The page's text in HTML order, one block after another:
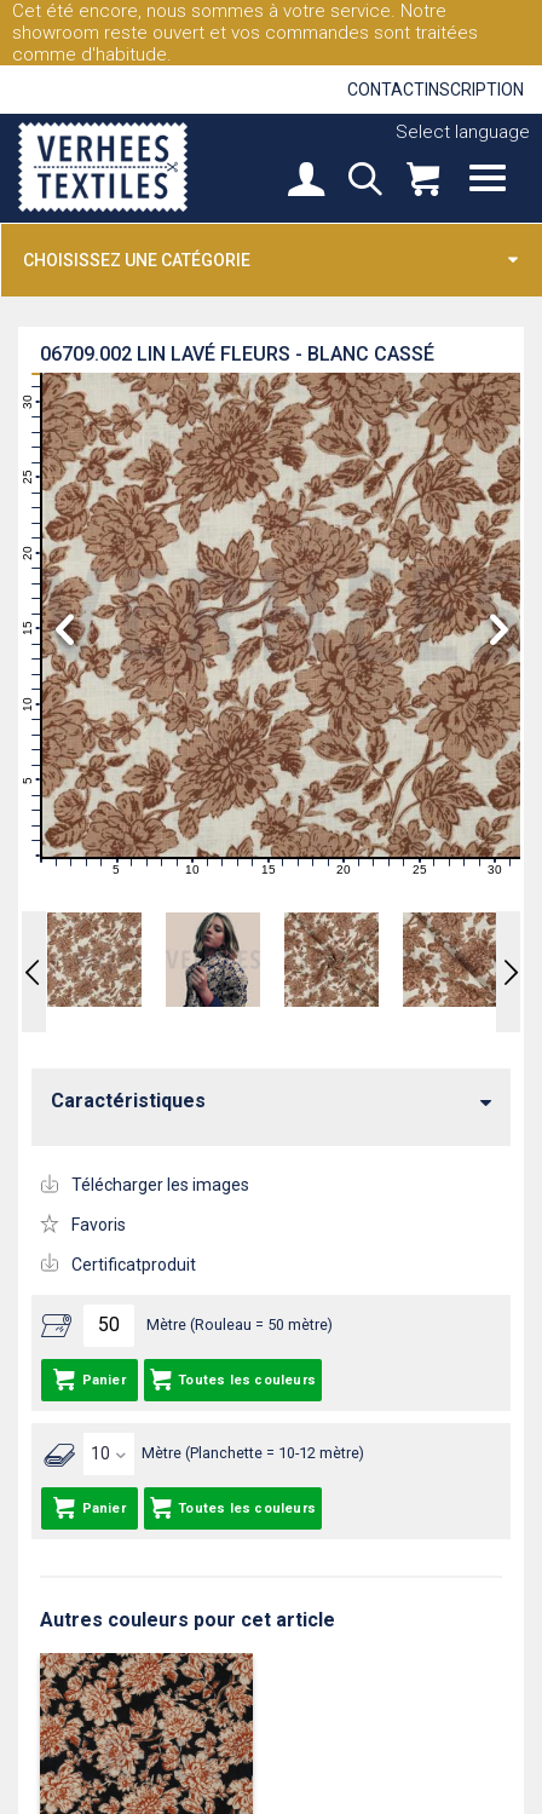
Cet été encore, nous sommes à votre service. Notre
showroom reste ouvert et vos commandes sont traitées
comme d'habitude.
CONTACT INSCRIPTION
Select language
CHOISISSEZ UNE CATÉGORIE
LIN LAVÉ FLEURS - BLANC CASSÉ
06709.002
1
5
6
7
8
10
11
12
14
15
16
17
18
19
20
21
22
25
26
27
28
29
30
31
0 1 2 3 4 5 6 7 89 1112131415 161718192021222324252627282930 31
Mètre (Rouleau = 50 mètre)
Panier Toutes les couleurs
Mètre (Planchette = 10-12 mètre)
Panier Toutes les couleurs
Caractéristiques
Télécharger les images
Favoris
Certificatproduit
Autres couleurs pour cet article